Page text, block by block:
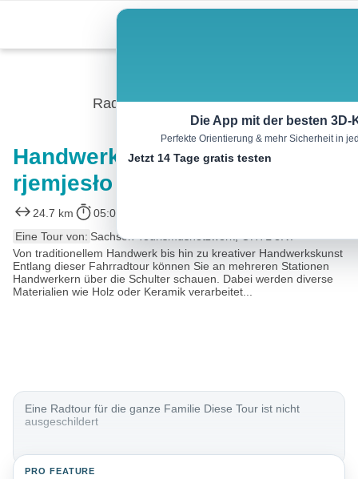
content
Radtour
Handwerk und Tradition –
rjemjesło a tradicija
24.7 km 05:00 h
Eine Tour von: Sachsen Tourismusnetzwerk, OHTL e.V.
Von traditionellem Handwerk bis hin zu kreativer Handwerkskunst
Entlang dieser Fahrradtour können Sie an mehreren Stationen
Handwerkern über die Schulter schauen. Dabei werden diverse
Materialien wie Holz oder Keramik verarbeitet...
Eine Radtour für die ganze Familie Diese Tour ist nicht
ausgeschildert
PRO FEATURE
Die App mit der besten 3D-
Perfekte Orientierung & mehr Sicherheit in
Jetzt 14 Tage gratis testen